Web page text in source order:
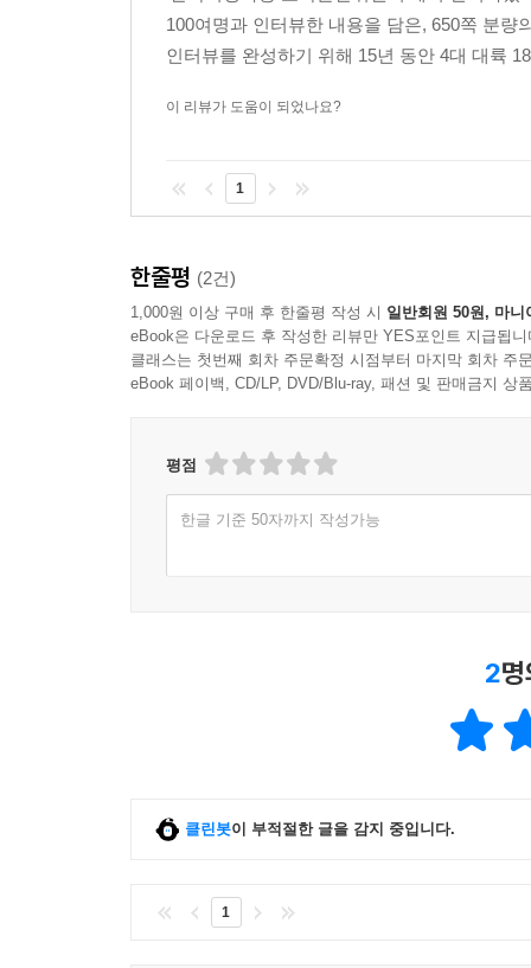
100여명과 인터뷰한 내용을 담은, 650쪽 분
인터뷰를 완성하기 위해 15년 동안 4대 대륙
이 리뷰가 도움이 되었나요?
1
한줄평 (2건)
1,000원 이상 구매 후 한줄평 작성 시 일반회원 50원, 마니
eBook은 다운로드 후 작성한 리뷰만 YES포인트 지급됩니
클래스는 첫번째 회차 주문확정 시점부터 마지막 회차 주
eBook 페이백, CD/LP, DVD/Blu-ray, 패션 및 판매금지 상
평점
한글 기준 50자까지 작성가능
2
클린봇이 부적절한 글을 감지 중입니다.
1